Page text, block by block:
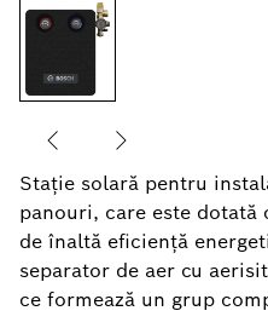
Staţie solară pentru
panouri, care este
de înaltă eficienţă
separator de aer cu
ce formează un grup